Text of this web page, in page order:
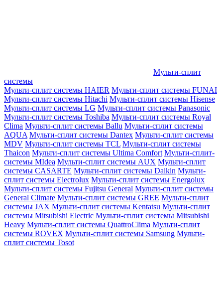
Мульти-сплит
системы
Мульти-сплит системы HAIER Мульти-сплит системы FUNAI
Мульти-сплит системы Hitachi Мульти-сплит системы Hisense
Мульти-сплит системы LG Мульти-сплит системы Panasonic
Мульти-сплит системы Toshiba Мульти-сплит системы Royal
Clima Мульти-сплит системы Ballu Мульти-сплит системы
AQUA Мульти-сплит системы Dantex Мульти-сплит системы
MDV Мульти-сплит системы TCL Мульти-сплит системы
Thaicon Мульти-сплит системы Ultima Comfort Мульти-сплит-
системы MIdea Мульти-сплит системы AUX Мульти-сплит
системы CASARTE Мульти-сплит системы Daikin Мульти-
сплит системы Electrolux Мульти-сплит системы Energolux
Мульти-сплит системы Fujitsu General Мульти-сплит системы
General Climate Мульти-сплит системы GREE Мульти-сплит
системы JAX Мульти-сплит системы Kentatsu Мульти-сплит
системы Mitsubishi Electric Мульти-сплит системы Mitsubishi
Heavy Мульти-сплит системы QuattroClima Мульти-сплит
системы ROVEX Мульти-сплит системы Samsung Мульти-
сплит системы Tosot